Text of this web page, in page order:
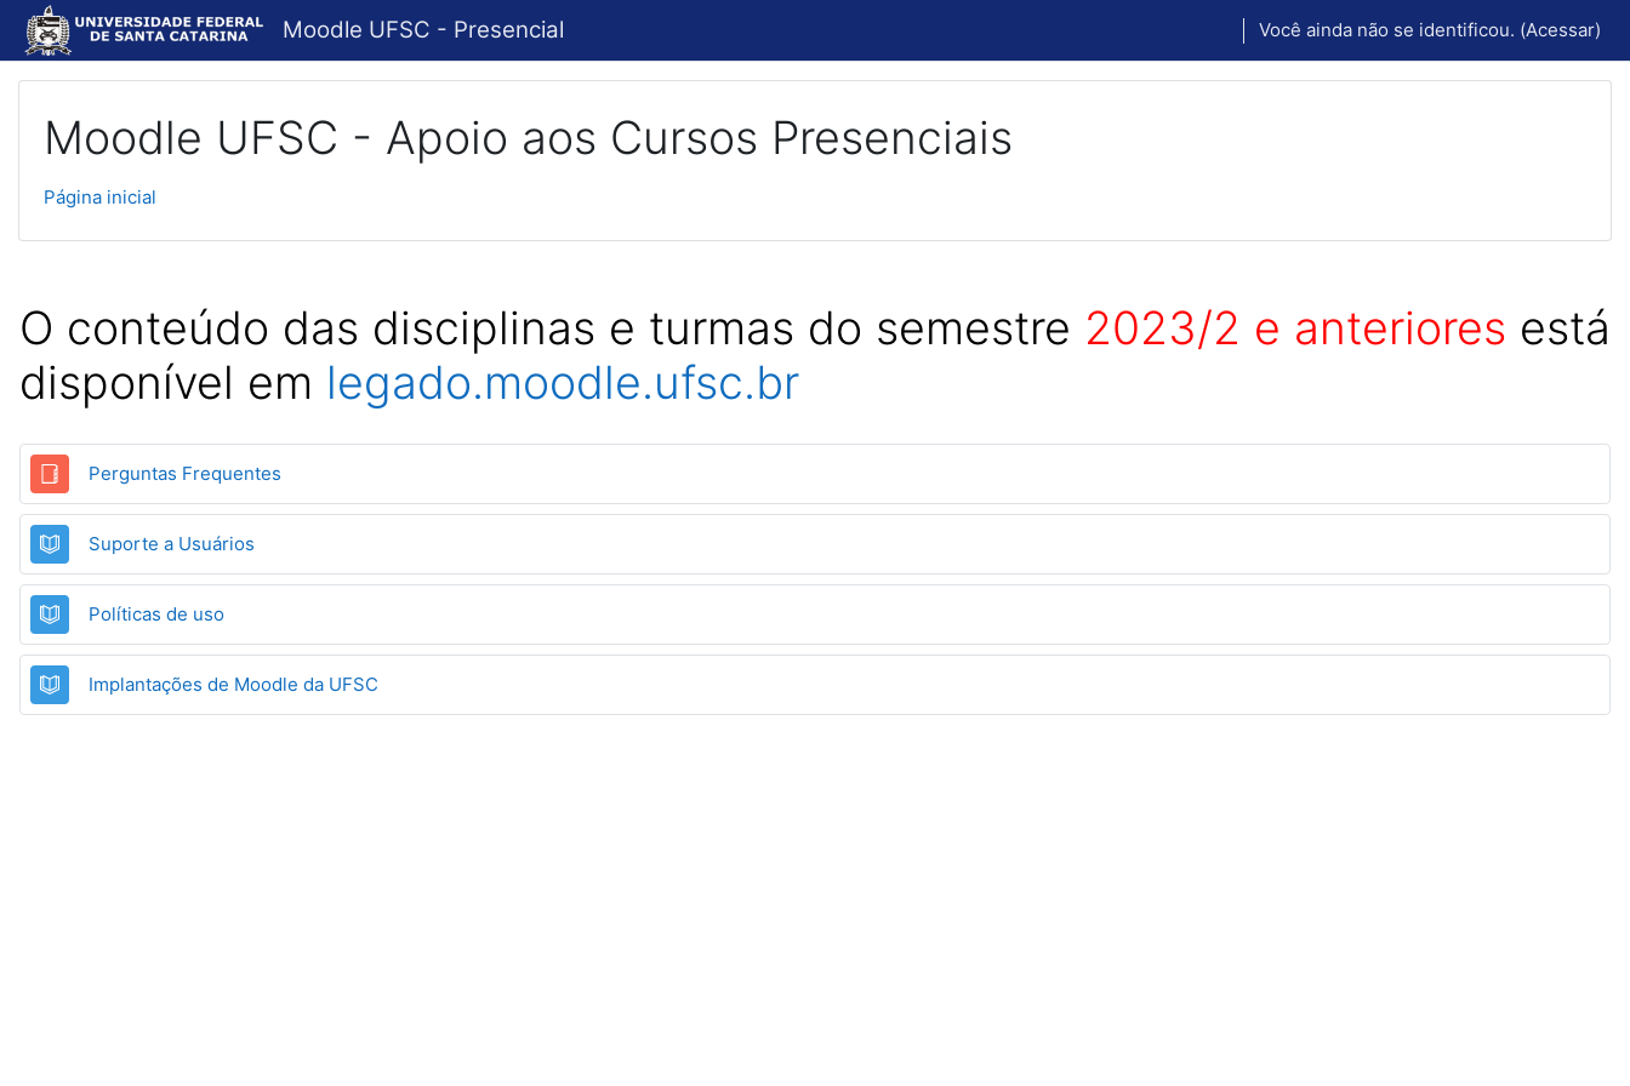
Ir para o conteúdo principal
Moodle UFSC - Presencial Você ainda não se identificou. (Acessar)
Moodle UFSC - Apoio aos Cursos Presenciais
Página inicial
O conteúdo das disciplinas e turmas do semestre 2023/2 e anteriores está
disponível em legado.moodle.ufsc.br
Perguntas Frequentes
Suporte a Usuários
Políticas de usoLivro
Implantações de Moodle da UFSC